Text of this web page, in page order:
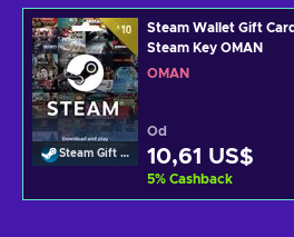
Steam Gift Card
Steam Wallet Gift
Steam Key OMAN
OMÁN
Od
10,61 US$
5% Cashback